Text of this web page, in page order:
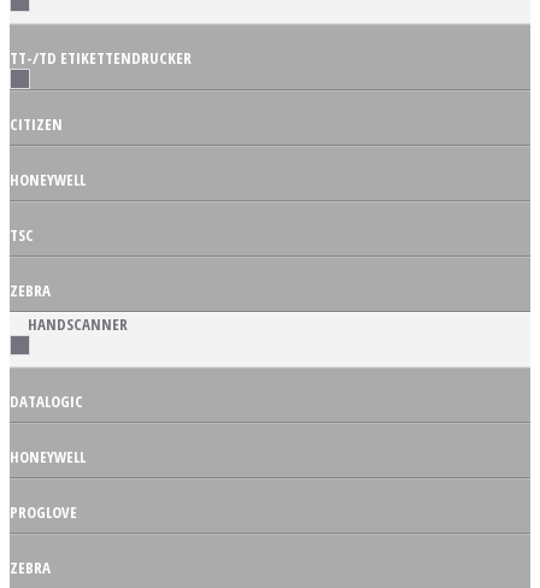
TT-/TD ETIKETTENDRUCKER
CITIZEN
HONEYWELL
TSC
ZEBRA
HANDSCANNER
DATALOGIC
HONEYWELL
PROGLOVE
ZEBRA